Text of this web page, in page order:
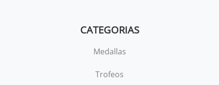
CATEGORIAS
Medallas
Trofeos